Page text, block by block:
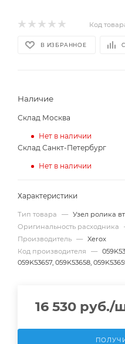
Код
В ИЗБРАННОЕ
Наличие
Склад Москва
Нет в наличии
Склад Санкт-Петербург
Нет в наличии
Характеристики
Тип товара — Узел ролика
Оригинальность расходника
Производитель — Xerox
Код производителя
—
059K53657, 059K53658,
16 530 руб./